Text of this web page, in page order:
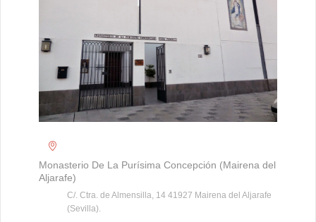
Monasterio De La Purísima Concepción (Mairena del
Aljarafe)
C/. Ctra. de Almensilla, 14 41927 Mairena del Aljarafe
(Sevilla).